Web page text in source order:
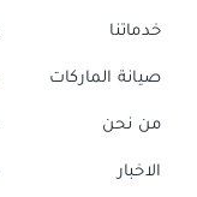
خدماتنا
صيانة الماركات
من نحن
الاخبار